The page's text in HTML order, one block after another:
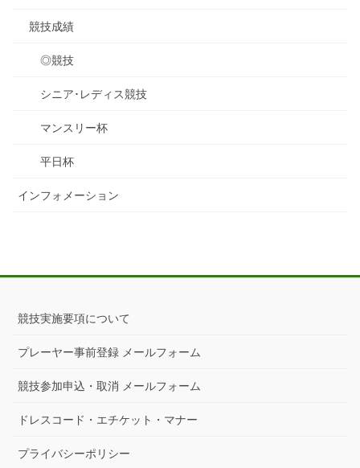
競技成績
◎競技
シニア･レディス競技
マンスリー杯
平日杯
インフォメーション
競技実施要項について
プレーヤー事前登録 メールフォーム
競技参加申込・取消 メールフォーム
ドレスコード・エチケット・マナー
プライバシーポリシー